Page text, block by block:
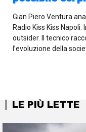
Gian Piero Ventura
Radio Kiss Kiss
outsider. Il tecnico
l’evoluzione della
LE PIÙ LETTE